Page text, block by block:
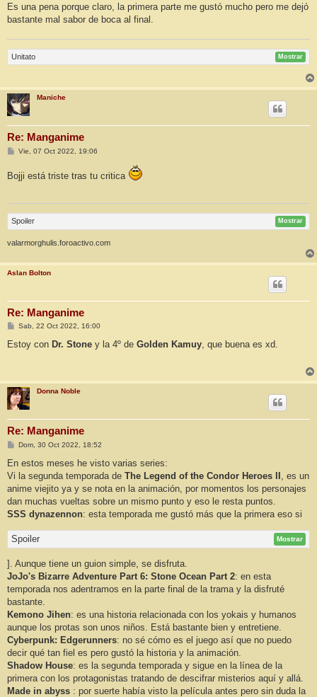
Es una pena porque claro, la primera parte me gustó mucho pero me dejó
bastante mal sabor de boca al final.
Unitato Mostrar
Maniche
Re: Manganime
M
s
Vie, 07 Oct 2022, 19:06
Bojji está triste tras tu critica
Spoiler Mostrar
valarmorghulis.foroactivo.com
Aslan Bolton
Re: Manganime
M
n
Sab, 22 Oct 2022, 16:00
Estoy con Dr. Stone y la 4º de Golden Kamuy, que buena es xd.
Donna Noble
Re: Manganime
M
n
a
j
Dom, 30 Oct 2022, 18:52
En estos meses he visto varias series:
Vi la segunda temporada de The Legend of the Condor Heroes II , es un
anime viejito ya y se nota en la animación, por momentos los personajes
dan muchas vueltas sobre un mismo punto y eso le resta puntos.
SSS dynazennon: esta temporada me gustó más que la primera eso si
Spoiler Mostrar
]. Aunque tiene un guion simple, se disfruta.
JoJo's Bizarre Adventure Part 6: Stone Ocean Part 2: en esta
temporada nos adentramos en la parte final de la trama y la disfruté
bastante.
Kemono Jihen: es una historia relacionada con los yokais y humanos
aunque los protas son unos niños. Está bastante bien y entretiene.
Cyberpunk: Edgerunners: no sé cómo es el juego así que no puedo
decir qué tan fiel es pero gustó la historia y la animación.
Shadow House: es la segunda temporada y sigue en la línea de la
primera con los protagonistas tratando de descifrar misterios aquí y allá.
Made in abyss : por suerte había visto la película antes pero sin duda la